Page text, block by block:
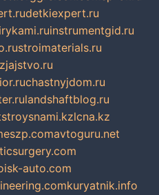
detkiexpert.ru
instrumentgid.ru
stroimaterials.ru
chastnyjdom.ru
landshaftblog.ru
stroysnami.kzlcna.kz
avtoguru.net
auto.com
kuryatnik.info